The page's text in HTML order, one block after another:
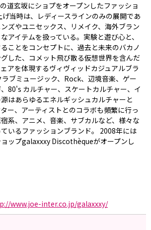
道玄坂にショプをオープンしたファッショ
当時は、レディースラインのみの展開であ
ズやユニセックス、リメイク、海外ブラン
アイテムを扱っている。実験と遊び心と、
ことをコンセプトに、過去と未来のバカノ
した、コメット飛び散る仮想世界を含んだ
アを体現するヴィヴィッドカジュアルブラ
ラブミュージック、Rock、辺境音楽、ゲー
80's カルチャー、スケートカルチャー、イ
はあらゆるエネルギッシュカルチャーと
ー、アーティストとのコラボも頻繁に行っ
系、アニメ、音楽、サブカルなど、様々な
いるファッションブランド。 2008年には
ップgalaxxxy Discothèqueがオープンし
www.joe-inter.co.jp/galaxxxy/